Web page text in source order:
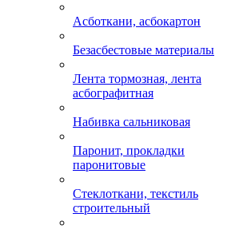
Асботкани, асбокартон
Безасбестовые материалы
Лента тормозная, лента
асбографитная
Набивка сальниковая
Паронит, прокладки
паронитовые
Стеклоткани, текстиль
строительный